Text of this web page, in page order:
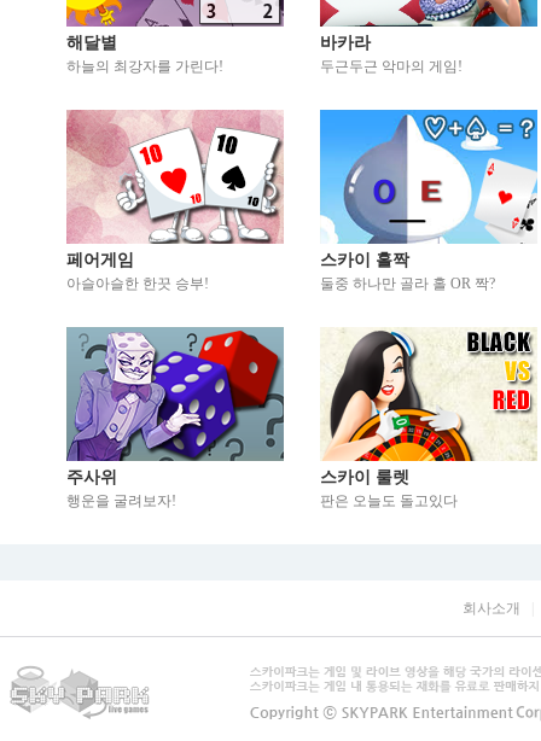
해달별
하늘의 최강자를 가린다!
바카라
두근두근 악마의 게임!
페어게임
아슬아슬한 한끗 승부!
스카이 홀짝
둘중 하나만 골라 홀 OR 짝?
주사위
행운을 굴려보자!
스카이 룰렛
판은 오늘도 돌고있다
회사소개